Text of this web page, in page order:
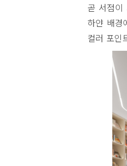
곧 서점이
하얀 배경
컬러 포인